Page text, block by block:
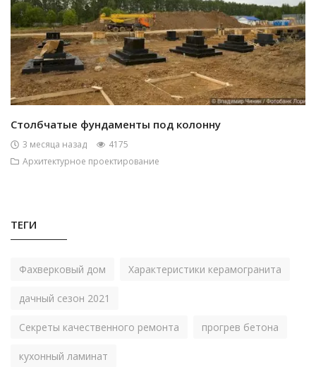
Столбчатые фундаменты под колонну
3 месяца назад
4175
Архитектурное проектирование
ТЕГИ
Фахверковый дом Характеристики керамогранита
дачный сезон 2021
Секреты качественного ремонта прогрев бетона
кухонный ламинат